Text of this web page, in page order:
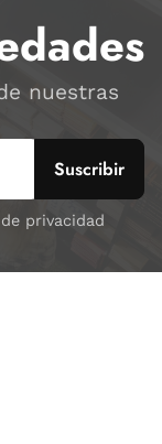
nuestras
privacidad